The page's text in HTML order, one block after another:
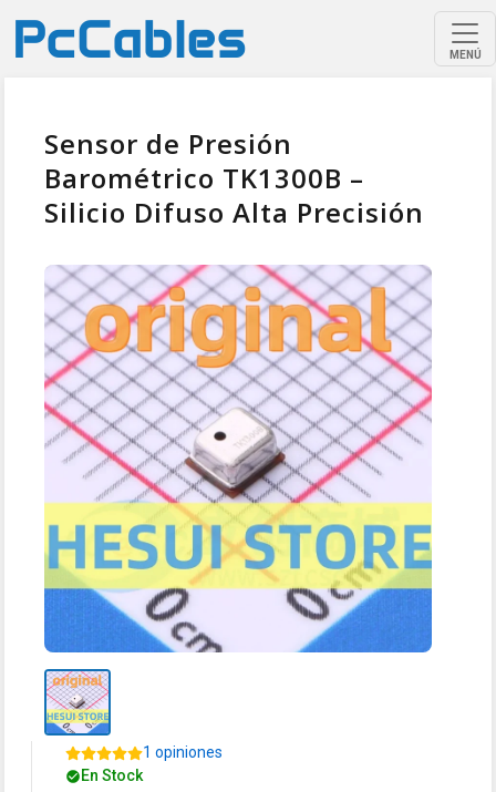
MENÚ
Sensor de Presión
Barométrico TK1300B –
Silicio Difuso Alta Precisión
1 opiniones
En Stock